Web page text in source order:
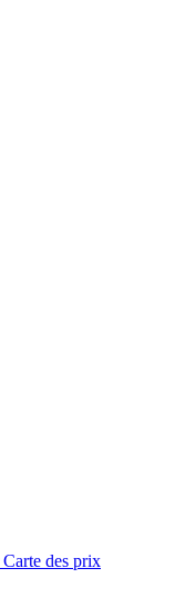
Carte des prix